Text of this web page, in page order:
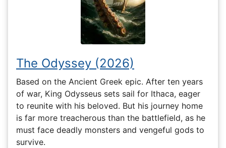
The Odyssey (2026)
Based on the Ancient Greek epic. After ten years
of war, King Odysseus sets sail for Ithaca, eager
to reunite with his beloved. But his journey home
is far more treacherous than the battlefield, as he
must face deadly monsters and vengeful gods to
survive.